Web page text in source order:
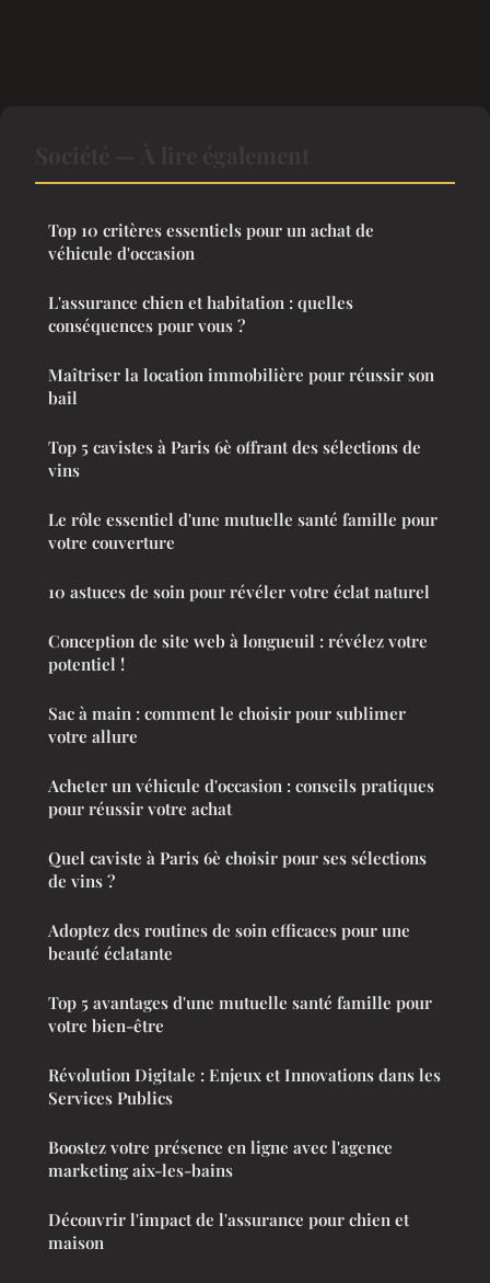
Top 10 critères essentiels pour un achat de
véhicule d'occasion
L'assurance chien et habitation : quelles
conséquences pour vous ?
Maîtriser la location immobilière pour réussir son
bail
Top 5 cavistes à Paris 6è offrant des sélections de
vins
Le rôle essentiel d'une mutuelle santé famille pour
votre couverture
10 astuces de soin pour révéler votre éclat naturel
Conception de site web à longueuil : révélez votre
potentiel !
Sac à main : comment le choisir pour sublimer
votre allure
Acheter un véhicule d'occasion : conseils pratiques
pour réussir votre achat
Quel caviste à Paris 6è choisir pour ses sélections
de vins ?
Adoptez des routines de soin efficaces pour une
beauté éclatante
Top 5 avantages d'une mutuelle santé famille pour
votre bien-être
Révolution Digitale : Enjeux et Innovations dans les
Services Publics
Boostez votre présence en ligne avec l'agence
marketing aix-les-bains
Découvrir l'impact de l'assurance pour chien et
maison